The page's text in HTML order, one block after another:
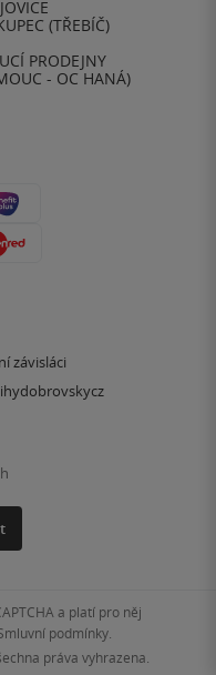
(TŘEBÍČ)
PRODEJNY
- OC HANÁ)
závisláci
a platí pro něj
podmínky
práva vyhrazena.